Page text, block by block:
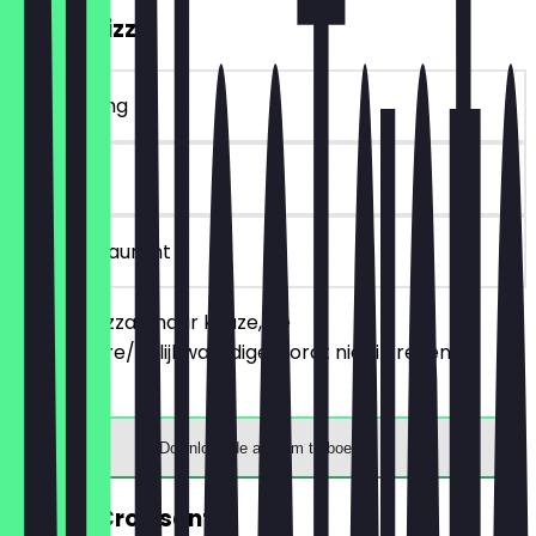
2voor1 Pizza
~€ 4 korting
30 dagen
in het restaurant
Bestel 2 pizza's naar keuze, de
goedkopere/gelijkwaardige wordt niet in rekening
gebracht.
Download de app om te boeken
GRATIS Croissant